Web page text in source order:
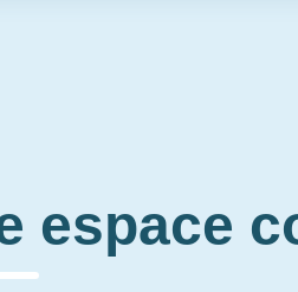
espace